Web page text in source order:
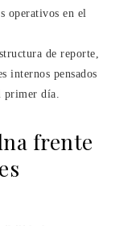
operativos en el
de reporte,
internos pensados
primer día.
frente